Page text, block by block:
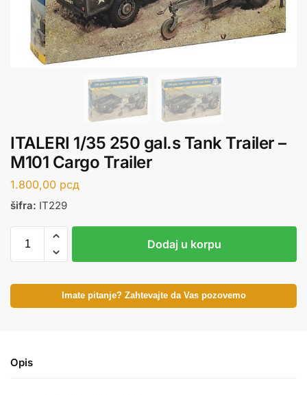
ITALERI 1/35 250 gal.s Tank Trailer –
M101 Cargo Trailer
1.800,00 рсд
šifra: IT229
Dodaj u korpu
Imate pitanje? Zahtevajte da Vas pozovemo
Opis